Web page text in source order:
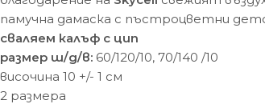
памучна дамаска с пъстроцветни
сваляем калъф с цип
размер ш/д/в: 60/120/10, 70/140 /10
височина 10 +/- 1 cм
2 размера